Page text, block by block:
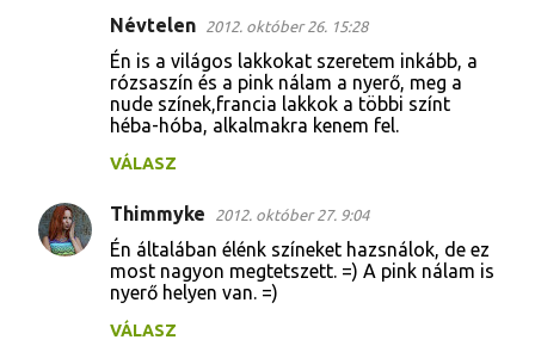
Névtelen 2012. október 26. 15:28
Én is a világos lakkokat szeretem inkább, a
rózsaszín és a pink nálam a nyerő, meg a
nude színek,francia lakkok a többi színt
héba-hóba, alkalmakra kenem fel.
VÁLASZ
Thimmyke 2012. október 27. 9:04
Én általában élénk színeket hazsnálok, de ez
most nagyon megtetszett. =) A pink nálam is
nyerő helyen van. =)
VÁLASZ